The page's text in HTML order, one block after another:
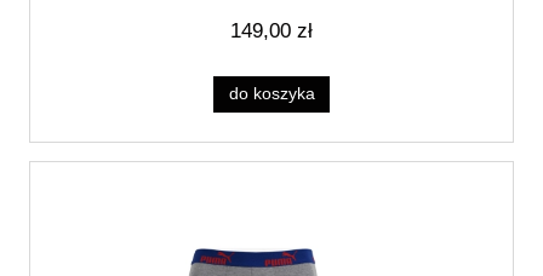
149,00 zł
do koszyka